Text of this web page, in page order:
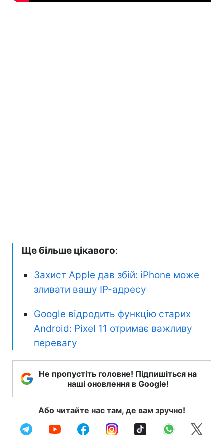
Ще більше цікавого:
Захист Apple дав збій: iPhone може
зливати вашу IP-адресу
Google відродить функцію старих
Android: Pixel 11 отримає важливу
перевагу
Не пропустіть головне! Підпишіться на
наші оновлення в Google!
Або читайте нас там, де вам зручно!